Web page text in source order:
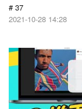
# 37
2021-10-28 14:28